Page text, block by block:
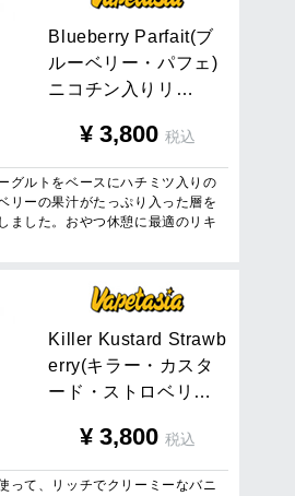
B ueberry Parfait(ブ
ルーベリ ー ・パフ ェ )
ニ コ チン 入 り リ …
¥ 3,800 税込
グルトをベースにハチミツ入りの
リーの果汁がたっぷり入った層を
ました。おやつ休憩に最適のリキ
Ki er Kustard Strawb
erry(キ ラ ー ・ カ ス タ
ー ド ・ ス ト ロベ リ …
¥ 3,800 税込
って、リッチでクリーミーなバニ